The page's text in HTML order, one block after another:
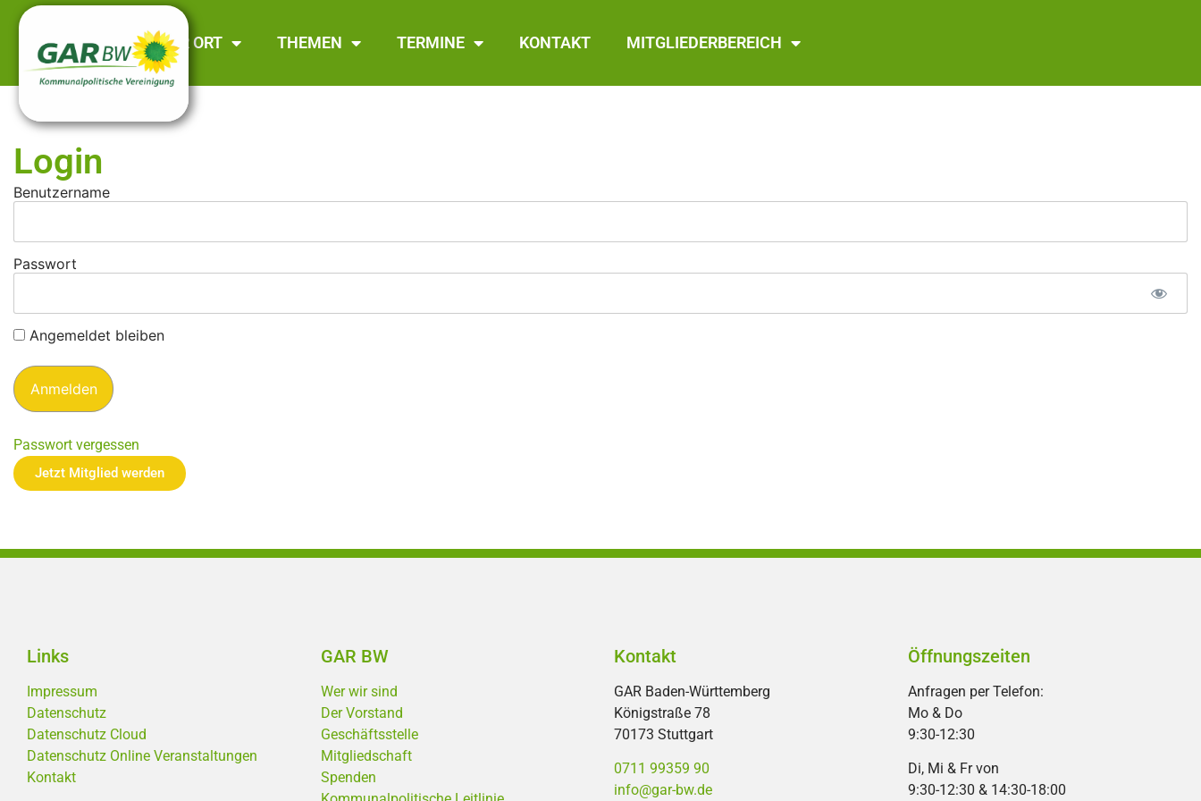
GAR BW VOR ORT THEMEN TERMINE KONTAKT MITGLIEDERBEREICH
Login
Benutzername
Passwort
Angemeldet bleiben
Passwort vergessen
Jetzt Mitglied werden
Links
Impressum
Datenschutz
Datenschutz Cloud
Datenschutz Online Veranstaltungen
Kontakt
GAR BW
Wer wir sind
Der Vorstand
Geschäftsstelle
Mitgliedschaft
Spenden
Kontakt
GAR Baden-Württemberg
Königstraße 78
70173 Stuttgart
0711 99359 90
info@gar-bw.de
Öffnungszeiten
Anfragen per Telefon:
Mo & Do
9:30-12:30
Di, Mi & Fr von
9:30-12:30 & 14:30-18:00